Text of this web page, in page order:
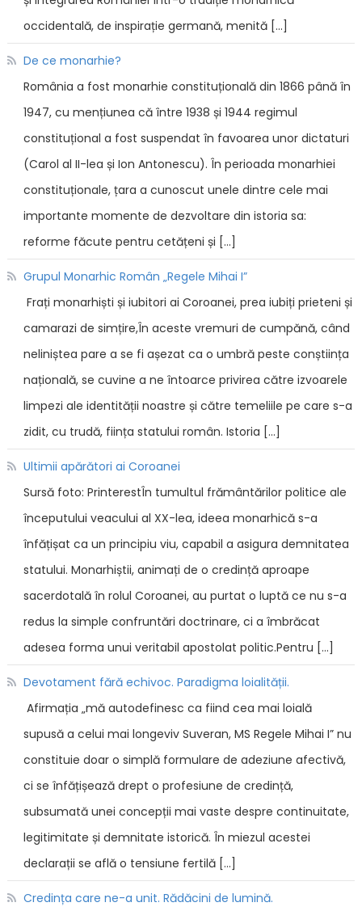
occidentală, de inspirație germană, menită […]
De ce monarhie?
România a fost monarhie constituțională din 1866 până în
1947, cu mențiunea că între 1938 și 1944 regimul
constituțional a fost suspendat în favoarea unor dictaturi
(Carol al II-lea și Ion Antonescu). În perioada monarhiei
constituționale, țara a cunoscut unele dintre cele mai
importante momente de dezvoltare din istoria sa:
reforme făcute pentru cetățeni și […]
Grupul Monarhic Român „Regele Mihai I”
Frați monarhiști și iubitori ai Coroanei, prea iubiți prieteni și
camarazi de simțire,În aceste vremuri de cumpănă, când
neliniștea pare a se fi așezat ca o umbră peste conștiința
națională, se cuvine a ne întoarce privirea către izvoarele
limpezi ale identității noastre și către temeliile pe care s-a
zidit, cu trudă, ființa statului român. Istoria […]
Ultimii apărători ai Coroanei
Sursă foto: PrinterestÎn tumultul frământărilor politice ale
începutului veacului al XX-lea, ideea monarhică s-a
înfățișat ca un principiu viu, capabil a asigura demnitatea
statului. Monarhiștii, animați de o credință aproape
sacerdotală în rolul Coroanei, au purtat o luptă ce nu s-a
redus la simple confruntări doctrinare, ci a îmbrăcat
adesea forma unui veritabil apostolat politic.Pentru […]
Devotament fără echivoc. Paradigma loialității.
Afirmația „mă autodefinesc ca fiind cea mai loială
supusă a celui mai longeviv Suveran, MS Regele Mihai I” nu
constituie doar o simplă formulare de adeziune afectivă,
ci se înfățișează drept o profesiune de credință,
subsumată unei concepții mai vaste despre continuitate,
legitimitate și demnitate istorică. În miezul acestei
declarații se află o tensiune fertilă […]
Credința care ne-a unit. Rădăcini de lumină.